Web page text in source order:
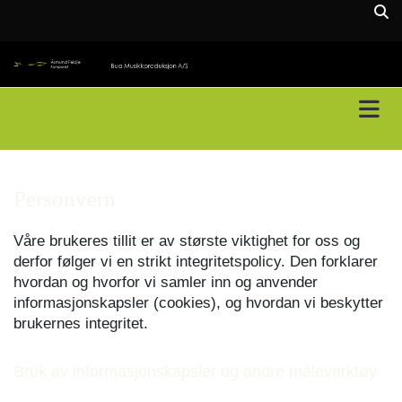
Våre brukeres tillit er av største viktighet for oss og
derfor følger vi en strikt integritetspolicy. Den forklarer
hvordan og hvorfor vi samler inn og anvender
informasjonskapsler (cookies), og hvordan vi beskytter
brukernes integritet.